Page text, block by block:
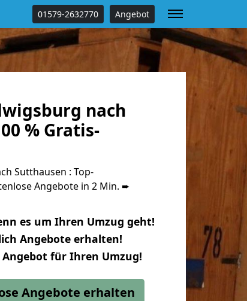
01579-2632770 Angebot
nach
% Gratis-
Sutthausen : Top-
Angebote in 2 Min. ➨
es um Ihren Umzug geht!
Angebote erhalten!
Angebot für Ihren Umzug!
Angebote erhalten